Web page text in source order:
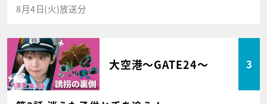
8月4日(火)放送分
大空港～GATE24～ 3